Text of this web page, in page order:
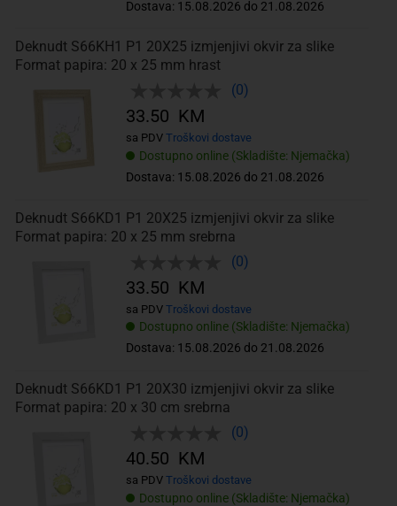
Dostava: 15.08.2026 do 21.08.2026
Deknudt S66KH1 P1 20X25 izmjenjivi okvir za slike
Format papira: 20 x 25 mm hrast
(0)
Dostupno online (Skladište: Njemačka)
Dostava: 15.08.2026 do 21.08.2026
33.50 KM
sa PDV Troškovi dostave
Deknudt S66KD1 P1 20X25 izmjenjivi okvir za slike
Format papira: 20 x 25 mm srebrna
(0)
Dostupno online (Skladište: Njemačka)
Dostava: 15.08.2026 do 21.08.2026
33.50 KM
sa PDV Troškovi dostave
Deknudt S66KD1 P1 20X30 izmjenjivi okvir za slike
Format papira: 20 x 30 cm srebrna
(0)
Dostupno online (Skladište: Njemačka)
40.50 KM
sa PDV Troškovi dostave